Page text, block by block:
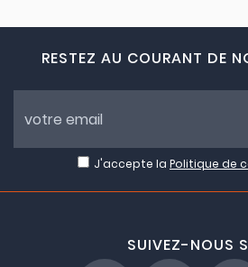
RESTEZ AU COURANT DE
J'accepte la Politique de
SUIVEZ-NOUS